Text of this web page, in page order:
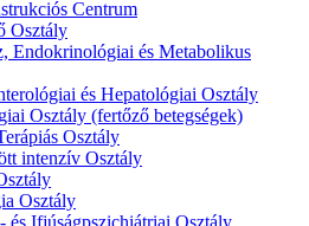
Centrum
Osztály
Endokrinológiai és Metabolikus
és Hepatológiai Osztály
Osztály (fertőző betegségek)
Osztály
intenzív Osztály
Osztály
és Ifjúságpszichiátriai Osztály